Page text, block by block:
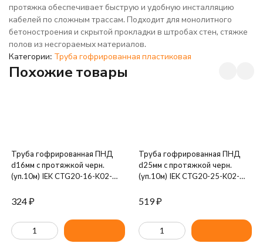
протяжка обеспечивает быструю и удобную инсталляцию
кабелей по сложным трассам. Подходит для монолитного
бетоностроения и скрытой прокладки в штробах стен, стяжке
полов из несгораемых материалов.
Категории: Труба гофрированная пластиковая
Похожие товары
Труба гофрированная ПНД
d16мм с протяжкой черн.
(уп.10м) IEK CTG20-16-K02-
324₽
Труба гофрированная ПНД
d25мм с протяжкой черн.
(уп.10м) IEK CTG20-25-K02-
519₽